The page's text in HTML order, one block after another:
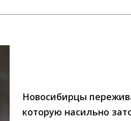
Новосибирцы
которую насильно